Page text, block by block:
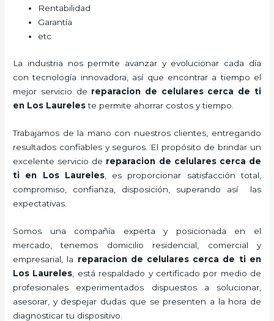
Rentabilidad
Garantía
etc
La industria nos permite avanzar y evolucionar cada día
con tecnología innovadora, así que encontrar a tiempo el
mejor servicio de reparacion de celulares cerca de ti
en Los Laureleste permite ahorrar costos y tiempo.
Trabajamos de la mano con nuestros clientes, entregando
resultados confiables y seguros. El propósito de brindar un
excelente servicio de reparacion de celulares cerca de
ti en Los Laureles, es proporcionar satisfacción total,
compromiso, confianza, disposición, superando así las
expectativas.
Somos una compañía experta y posicionada en el
mercado, tenemos domicilio residencial, comercial y
empresarial, la reparacion de celulares cerca de ti en
Los Laureles , está respaldado y certificado por medio de
profesionales experimentados dispuestos a solucionar,
asesorar, y despejar dudas que se presenten a la hora de
diagnosticar tu dispositivo.